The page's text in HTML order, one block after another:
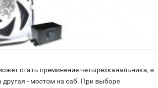
стать преминение четырехканальника, в
другая - мостом на саб. При выборе